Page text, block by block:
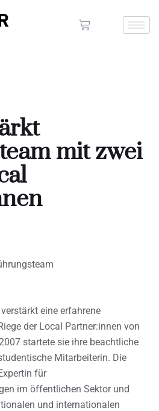
mit zwei
eine erfahrene
der Local Partner:innen von
startete sie ihre beachtliche
Mitarbeiterin. Die
für
im öffentlichen Sektor und
und internationalen